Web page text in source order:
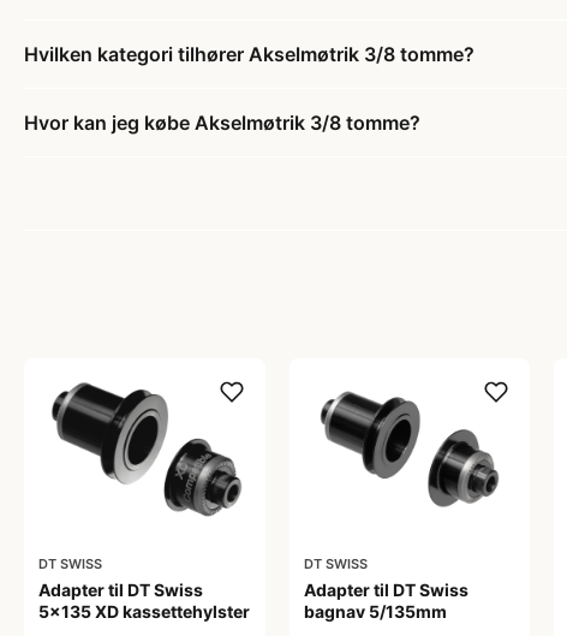
Hvilken kategori tilhører Akselmøtrik 3/8 tomme?
Hvor kan jeg købe Akselmøtrik 3/8 tomme?
DT SWISS
Adapter til DT Swiss
5x135 XD kassettehylster
DT SWISS
Adapter til DT Swiss
bagnav 5/135mm